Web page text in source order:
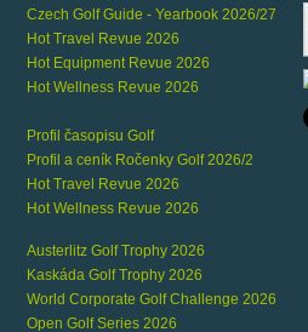
Czech Golf Guide - Yearbook 2026/27
Hot Travel Revue 2026
Hot Equipment Revue 2026
Hot Wellness Revue 2026
Profil časopisu Golf
Profil a ceník Ročenky Golf 2026/2
Hot Travel Revue 2026
Hot Wellness Revue 2026
Austerlitz Golf Trophy 2026
Kaskáda Golf Trophy 2026
World Corporate Golf Challenge 2026
Open Golf Series 2026